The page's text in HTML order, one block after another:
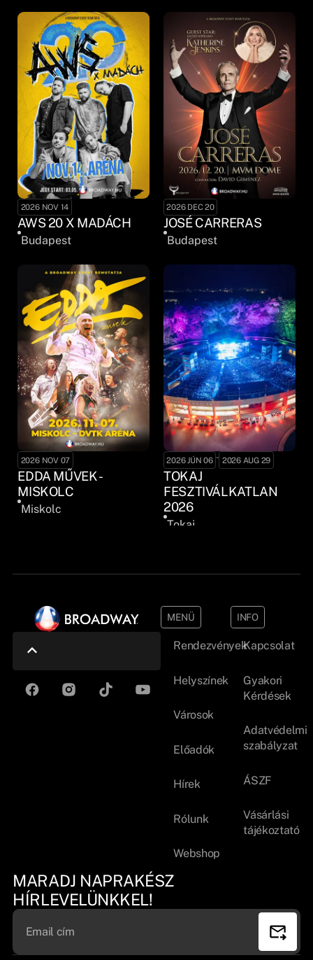
2026 NOV 14
AWS 20 X MADÁCH
Budapest
2026 DEC 20
JOSÉ CARRERAS
Budapest
2026 NOV 07
EDDA MŰVEK -
MISKOLC
Miskolc
2026 JÚN 06 - 2026 AUG 29
TOKAJ
FESZTIVÁLKATLAN
2026
Tokaj
MENÜ
Rendezvények
Helyszínek
Városok
Előadók
Hírek
Rólunk
Webshop
INFO
Kapcsolat
Gyakori
Kérdések
Adatvédelmi
szabályzat
ÁSZF
Vásárlási
tájékoztató
MARADJ NAPRAKÉSZ
HÍRLEVELÜNKKEL!